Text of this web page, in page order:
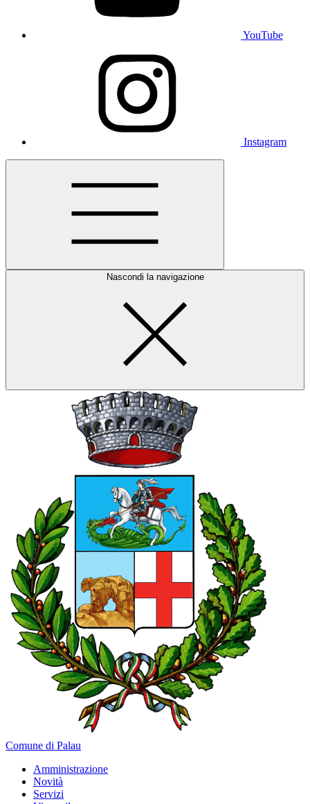
YouTube
Instagram
Nascondi la navigazione
Comune di Palau
Amministrazione
Novità
Servizi